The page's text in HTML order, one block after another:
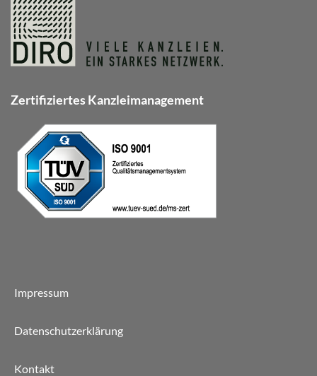
Zertifiziertes Kanzleimanagement
Impressum
Datenschutzerklärung
Kontakt